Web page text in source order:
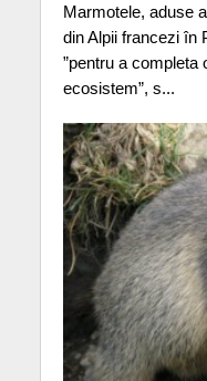
Marmotele, aduse
din Alpii francezi în
”pentru a completa
ecosistem”, s...